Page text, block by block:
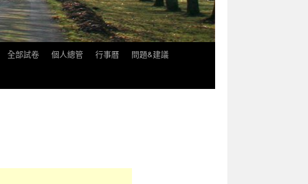
全部試卷 個人總管 行事曆
問題&建議